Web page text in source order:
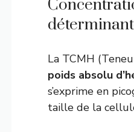
La TCMH
poids absolu
s’exprime en
taille de la